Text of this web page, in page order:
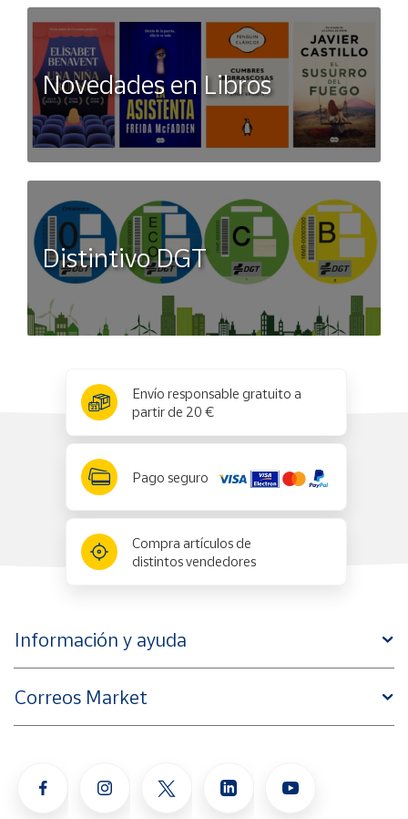
Novedades en Libros
Distintivo DGT
Envío responsable gratuito a
partir de 20 €
Pago seguro
Compra artículos de
distintos vendedores
Información y ayuda
Correos Market